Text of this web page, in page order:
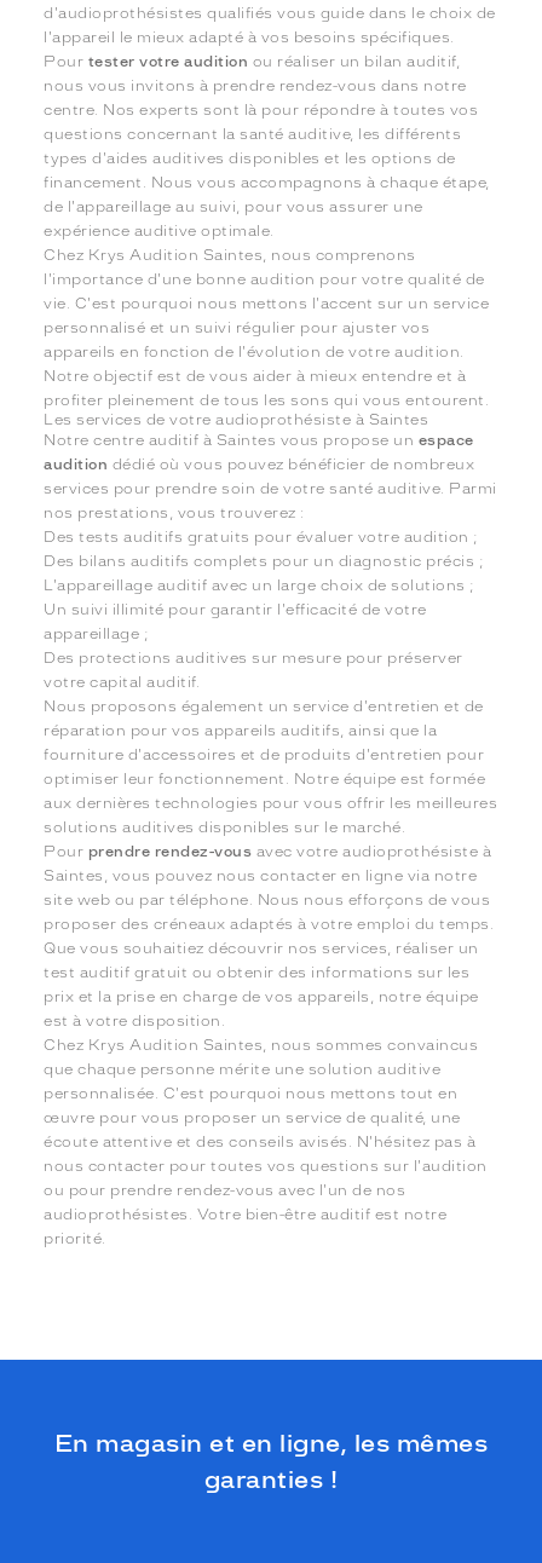
d'audioprothésistes qualifiés vous guide dans le choix de
l'appareil le mieux adapté à vos besoins spécifiques.
Pour tester votre audition ou réaliser un bilan auditif,
nous vous invitons à prendre rendez-vous dans notre
centre. Nos experts sont là pour répondre à toutes vos
questions concernant la santé auditive, les différents
types d'aides auditives disponibles et les options de
financement. Nous vous accompagnons à chaque étape,
de l'appareillage au suivi, pour vous assurer une
expérience auditive optimale.
Chez Krys Audition Saintes, nous comprenons
l'importance d'une bonne audition pour votre qualité de
vie. C'est pourquoi nous mettons l'accent sur un service
personnalisé et un suivi régulier pour ajuster vos
appareils en fonction de l'évolution de votre audition.
Notre objectif est de vous aider à mieux entendre et à
profiter pleinement de tous les sons qui vous entourent.
Les services de votre audioprothésiste à Saintes
Notre centre auditif à Saintes vous propose un espace
audition dédié où vous pouvez bénéficier de nombreux
services pour prendre soin de votre santé auditive. Parmi
nos prestations, vous trouverez :
Des tests auditifs gratuits pour évaluer votre audition ;
Des bilans auditifs complets pour un diagnostic précis ;
L'appareillage auditif avec un large choix de solutions ;
Un suivi illimité pour garantir l'efficacité de votre
appareillage ;
Des protections auditives sur mesure pour préserver
votre capital auditif.
Nous proposons également un service d'entretien et de
réparation pour vos appareils auditifs, ainsi que la
fourniture d'accessoires et de produits d'entretien pour
optimiser leur fonctionnement. Notre équipe est formée
aux dernières technologies pour vous offrir les meilleures
solutions auditives disponibles sur le marché.
Pour prendre rendez-vous avec votre audioprothésiste à
Saintes, vous pouvez nous contacter en ligne via notre
site web ou par téléphone. Nous nous efforçons de vous
proposer des créneaux adaptés à votre emploi du temps.
Que vous souhaitiez découvrir nos services, réaliser un
test auditif gratuit ou obtenir des informations sur les
prix et la prise en charge de vos appareils, notre équipe
est à votre disposition.
Chez Krys Audition Saintes, nous sommes convaincus
que chaque personne mérite une solution auditive
personnalisée. C'est pourquoi nous mettons tout en
œuvre pour vous proposer un service de qualité, une
écoute attentive et des conseils avisés. N'hésitez pas à
nous contacter pour toutes vos questions sur l'audition
ou pour prendre rendez-vous avec l'un de nos
audioprothésistes. Votre bien-être auditif est notre
priorité.
En magasin et en ligne, les mêmes
garanties !